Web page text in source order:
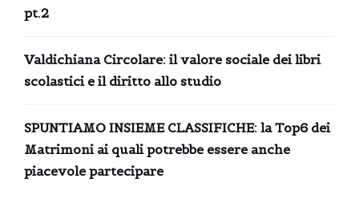
pt.2
Valdichiana Circolare: il valore sociale dei libri
scolastici e il diritto allo studio
SPUNTIAMO INSIEME CLASSIFICHE: la Top6 dei
Matrimoni ai quali potrebbe essere anche
piacevole partecipare